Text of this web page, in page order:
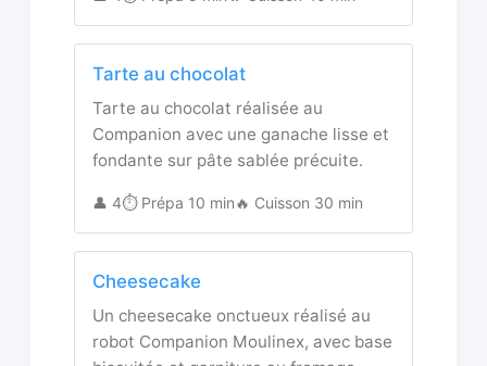
Tarte au chocolat
Tarte au chocolat réalisée au
Companion avec une ganache lisse et
fondante sur pâte sablée précuite.
👤 4⏱️ Prépa 10 min🔥 Cuisson 30 min
Cheesecake
Un cheesecake onctueux réalisé au
robot Companion Moulinex, avec base